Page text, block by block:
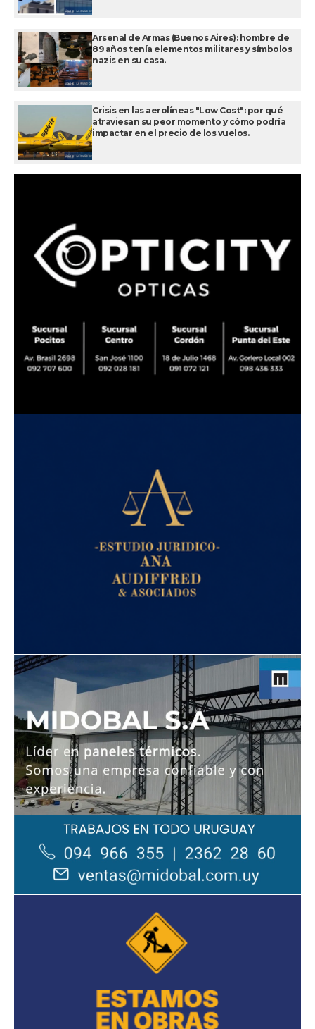
Arsenal de Armas (Buenos Aires): hombre de
89 años tenía elementos militares y símbolos
nazis en su casa.
Crisis en las aerolíneas "Low Cost": por qué
atraviesan su peor momento y cómo podría
impactar en el precio de los vuelos.